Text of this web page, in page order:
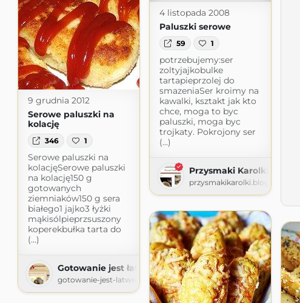
4 listopada 2008
Paluszki serowe
59 1
potrzebujemy:ser
zoltyjajkobulke
tartapieprzolej do
smazeniaSer kroimy na
kawalki, ksztakt jak kto
chce, moga to byc
paluszki, moga byc
trojkaty. Pokrojony ser
(...)
Przysmaki Karolki
przysmakikarolki.blogspot.com
9 grudnia 2012
Serowe paluszki na
kolację
346 1
Serowe paluszki na
kolacjęSerowe paluszki
na kolację150 g
gotowanych
ziemniaków150 g sera
białego1 jajko3 łyżki
mąkisólpieprzsuszony
koperekbułka tarta do
(...)
Gotowanie jest łatwe
gotowanie-jest-latwe.blogspot.com